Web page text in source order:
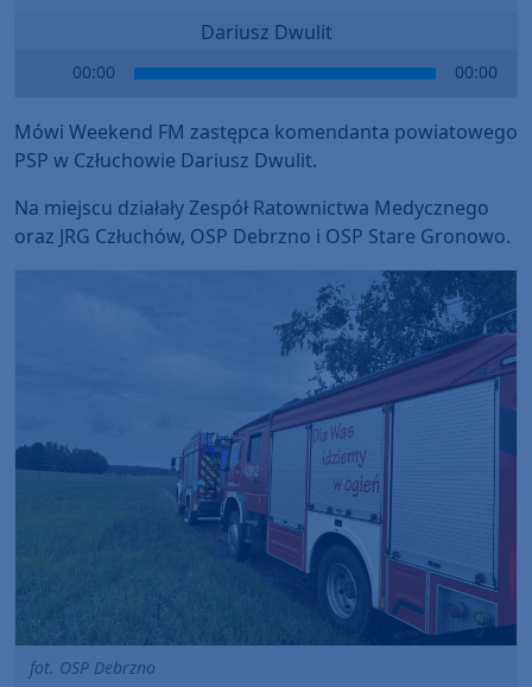
Dariusz Dwulit
00:00 00:00
Mówi Weekend FM zastępca komendanta powiatowego
PSP w Człuchowie Dariusz Dwulit.
Na miejscu działały Zespół Ratownictwa Medycznego
oraz JRG Człuchów, OSP Debrzno i OSP Stare Gronowo.
fot. OSP Debrzno